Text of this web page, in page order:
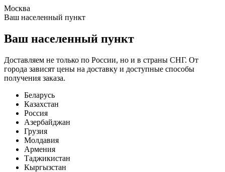
Москва
Ваш населенный пункт
Ваш населенный пункт
Доставляем не только по России, но и в страны СНГ. От
города зависят цены на доставку и доступные способы
получения заказа.
Беларусь
Казахстан
Россия
Азербайджан
Грузия
Молдавия
Армения
Таджикистан
Кыргызстан